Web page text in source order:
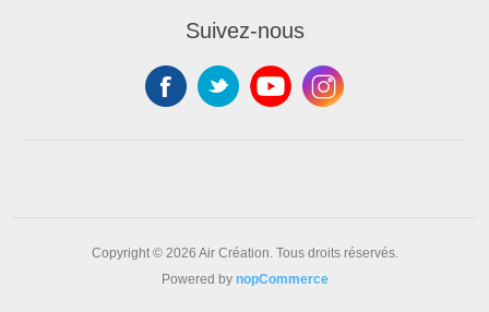
Suivez-nous
Copyright © 2026 Air Création. Tous droits réservés.
Powered by nopCommerce